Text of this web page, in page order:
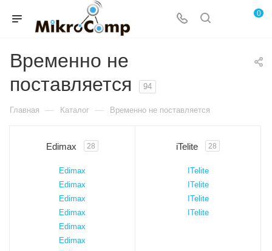
0
Временно не
поставляется
94
Главная — Каталог — Временно не поставляется
Edimax 28
Edimax
Edimax
Edimax
Edimax
Edimax
Edimax
iTelite 28
ITelite
ITelite
ITelite
ITelite